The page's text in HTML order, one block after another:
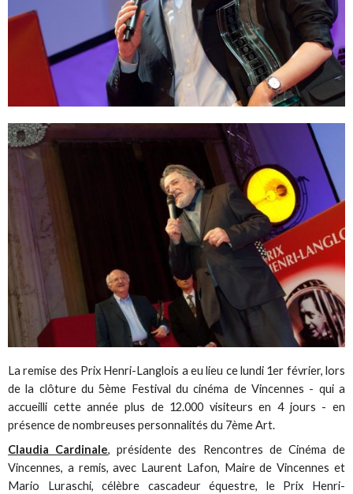
La remise des Prix Henri-Langlois a eu lieu ce lundi 1er février, lors
de la clôture du 5ème Festival du cinéma de Vincennes - qui a
accueilli cette année plus de 12.000 visiteurs en 4 jours - en
présence de nombreuses personnalités du 7ème Art.
Claudia Cardinale, présidente des Rencontres de Cinéma de
Vincennes, a remis, avec Laurent Lafon, Maire de Vincennes et
Mario Luraschi, célèbre cascadeur équestre, le Prix Henri-